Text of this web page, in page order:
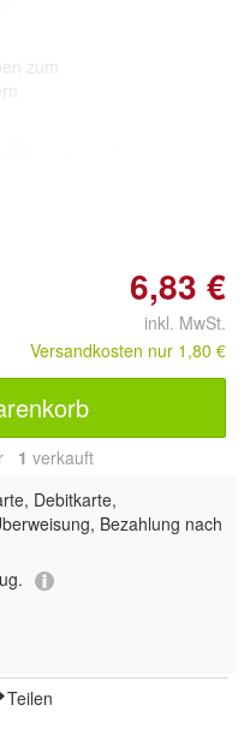
zum
6,83 €
inkl. MwSt.
Versandkosten nur 1,80 €
1 verkauft
Debitkarte,
Bezahlung nach
Teilen